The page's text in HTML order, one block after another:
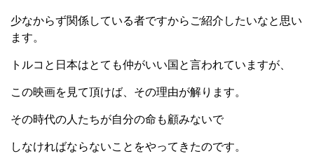
少なからず関係している者ですからご紹介したいなと思い
ます。
トルコと日本はとても仲がいい国と言われていますが、
この映画を見て頂けば、その理由が解ります。
その時代の人たちが自分の命も顧みないで
しなければならないことをやってきたのです。